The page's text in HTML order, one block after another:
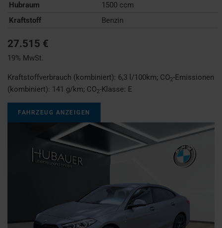
Hubraum
1500 ccm
Kraftstoff
Benzin
27.515 €
19% MwSt.
Kraftstoffverbrauch (kombiniert): 6,3 l/100km; CO2-Emissionen
(kombiniert): 141 g/km; CO2-Klasse: E
FAHRZEUG ANZEIGEN